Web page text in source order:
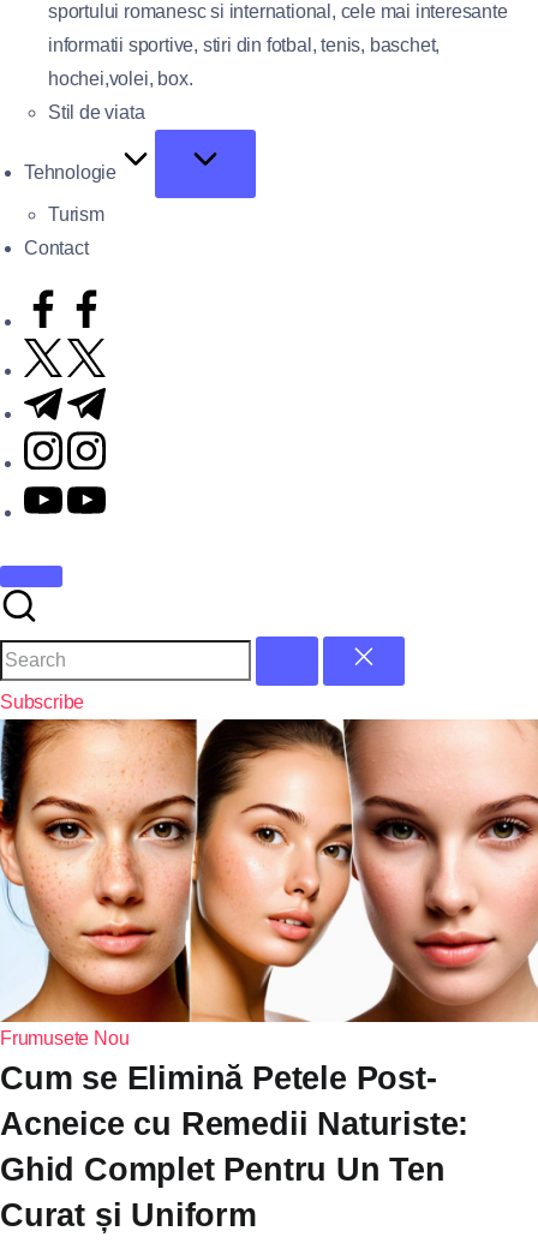
sportului romanesc si international, cele mai interesante
informatii sportive, stiri din fotbal, tenis, baschet,
hochei,volei, box.
Stil de viata
Tehnologie
Turism
Contact
Subscribe
Frumusete Nou
Cum se Elimină Petele Post-
Acneice cu Remedii Naturiste:
Ghid Complet Pentru Un Ten
Curat și Uniform